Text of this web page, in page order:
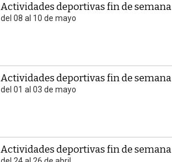
Actividades deportivas fin de semana
del 08 al 10 de mayo
Actividades deportivas fin de semana
del 01 al 03 de mayo
Actividades deportivas fin de semana